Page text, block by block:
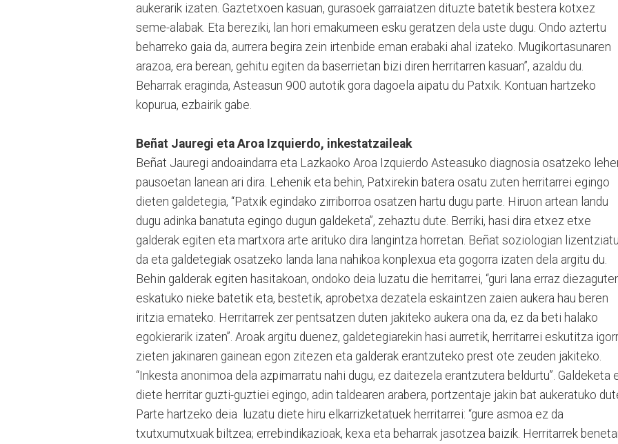
aukerarik izaten. Gaztetxoen kasuan, gurasoek garraiatzen dituzte batetik bestera kotxez
seme-alabak. Eta bereziki, lan hori emakumeen esku geratzen dela uste dugu. Ondo aztertu
beharreko gaia da, aurrera begira zein irtenbide eman erabaki ahal izateko. Mugikortasunaren
arazoa, era berean, gehitu egiten da baserrietan bizi diren herritarren kasuan”, azaldu du.
Beharrak eraginda, Asteasun 900 autotik gora dagoela aipatu du Patxik. Kontuan hartzeko
kopurua, ezbairik gabe.
Beñat Jauregi eta Aroa Izquierdo, inkestatzaileak
Beñat Jauregi andoaindarra eta Lazkaoko Aroa Izquierdo Asteasuko diagnosia osatzeko
pausoetan lanean ari dira. Lehenik eta behin, Patxirekin batera osatu zuten herritarrei egingo
dieten galdetegia, “Patxik egindako zirriborroa osatzen hartu dugu parte. Hiruon artean landu
dugu adinka banatuta egingo dugun galdeketa”, zehaztu dute. Berriki, hasi dira etxez etxe
galderak egiten eta martxora arte arituko dira langintza horretan. Beñat soziologian
da eta galdetegiak osatzeko landa lana nahikoa konplexua eta gogorra izaten dela argitu du.
Behin galderak egiten hasitakoan, ondoko deia luzatu die herritarrei, “guri lana erraz
eskatuko nieke batetik eta, bestetik, aprobetxa dezatela eskaintzen zaien aukera hau beren
iritzia emateko. Herritarrek zer pentsatzen duten jakiteko aukera ona da, ez da beti halako
egokierarik izaten”. Aroak argitu duenez, galdetegiarekin hasi aurretik, herritarrei eskutitza
zieten jakinaren gainean egon zitezen eta galderak erantzuteko prest ote zeuden jakiteko.
“Inkesta anonimoa dela azpimarratu nahi dugu, ez daitezela erantzutera beldurtu”. Galdeketa
diete herritar guzti-guztiei egingo, adin taldearen arabera, portzentaje jakin bat aukeratuko
Parte hartzeko deia luzatu diete hiru elkarrizketatuek herritarrei: “gure asmoa ez da
txutxumutxuak biltzea; errebindikazioak, kexa eta beharrak jasotzea baizik. Herritarrek